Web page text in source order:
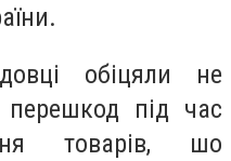
обіцяли не
під час
товарів, шо